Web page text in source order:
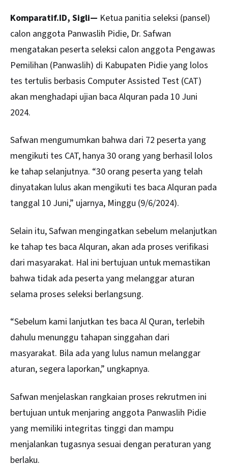
Komparatif.ID, Sigli— Ketua panitia seleksi (pansel)
calon anggota Panwaslih Pidie, Dr. Safwan
mengatakan peserta seleksi calon anggota Pengawas
Pemilihan (Panwaslih) di Kabupaten Pidie yang lolos
tes tertulis berbasis Computer Assisted Test (CAT)
akan menghadapi ujian baca Alquran pada 10 Juni
2024.
Safwan mengumumkan bahwa dari 72 peserta yang
mengikuti tes CAT, hanya 30 orang yang berhasil lolos
ke tahap selanjutnya. “30 orang peserta yang telah
dinyatakan lulus akan mengikuti tes baca Alquran pada
tanggal 10 Juni,” ujarnya, Minggu (9/6/2024).
Selain itu, Safwan mengingatkan sebelum melanjutkan
ke tahap tes baca Alquran, akan ada proses verifikasi
dari masyarakat. Hal ini bertujuan untuk memastikan
bahwa tidak ada peserta yang melanggar aturan
selama proses seleksi berlangsung.
“Sebelum kami lanjutkan tes baca Al Quran, terlebih
dahulu menunggu tahapan singgahan dari
masyarakat. Bila ada yang lulus namun melanggar
aturan, segera laporkan,” ungkapnya.
Safwan menjelaskan rangkaian proses rekrutmen ini
bertujuan untuk menjaring anggota Panwaslih Pidie
yang memiliki integritas tinggi dan mampu
menjalankan tugasnya sesuai dengan peraturan yang
berlaku.